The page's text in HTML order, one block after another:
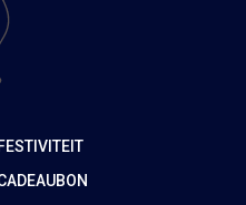
FESTIVITEIT